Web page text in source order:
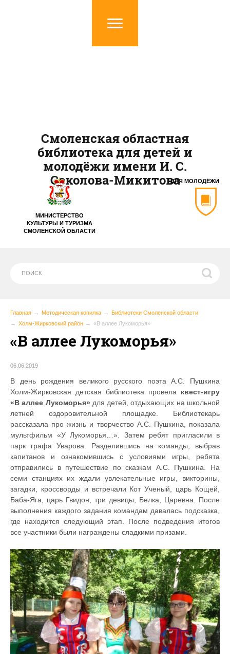
МИНИСТЕРСТВО
КУЛЬТУРЫ И ТУРИЗМА
СМОЛЕНСКОЙ ОБЛАСТИ
ДЛЯ МОЛОДЁЖИ
Смоленская областная
библиотека для детей и
молодёжи имени И. С.
Соколова-Микитова
Главная Методическая копилка
Библиотеки Смоленской области
Холм-Жирковский район
«В аллее Лукоморья»
«В аллее Лукоморья»
06.06.2019
В день рождения великого русского поэта А.С. Пушкина
Холм-Жирковская детская библиотека провела квест-игру
«В аллее Лукоморья» для детей, отдыхающих на школьной
летней оздоровительной площадке. Библиотекарь
рассказала про жизнь и творчество А.С. Пушкина, показала
мультфильм «У Лукоморья…». Затем ребят пригласили в
парк графа Уварова. Разделившись на команды, выбрав
капитанов и ознакомившись с условиями игры, ребята
отправились в путешествие по сказкам А.С. Пушкина. На
семи станциях их ждали увлекательные игры, викторины,
загадки, кроссворды и встречали Кот Ученый, царь Кощей,
Баба-Яга, царь Гвидон, три девицы, Белка, Царевна. После
выполнения каждого задания командам давалась подсказка,
где находится следующий этап. После подведения итогов
все участники были награждены сладкими призами.